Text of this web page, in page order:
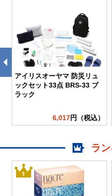
アイリスオーヤマ 防災リュ
ックセット33点 BRS-33 ブ
ラック
6,017円（税込）
ラ